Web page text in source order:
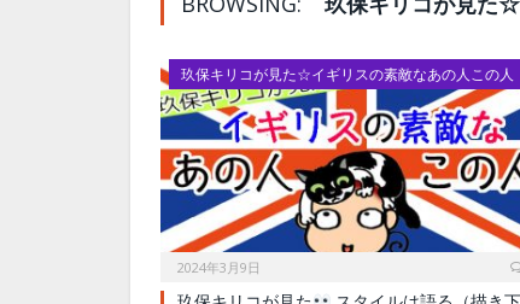
玖保キリコが見た☆イギリスの素敵なあの人この人
2024年3月9日